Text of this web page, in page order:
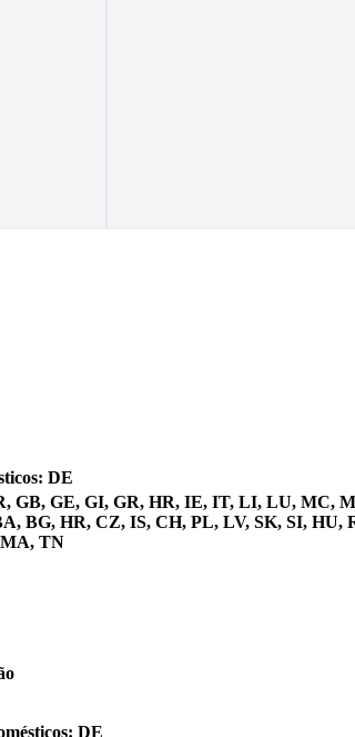
DE
GB, GE, GI, GR, HR, IE, IT, LI, LU, MC,
BG, HR, CZ, IS, CH, PL, LV, SK, SI, HU,
TN
DE